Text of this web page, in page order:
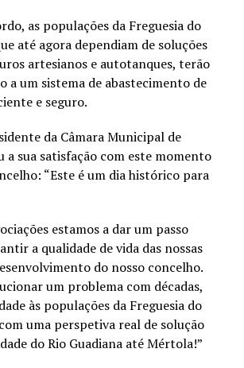
as populações da Freguesia do
até agora dependiam de soluções
artesianos e autotanques, terão
a um sistema de abastecimento de
e seguro.
da Câmara Municipal de
sua satisfação com este momento
“Este é um dia histórico para
estamos a dar um passo
a qualidade de vida das nossas
do nosso concelho.
um problema com décadas,
às populações da Freguesia do
uma perspetiva real de solução
do Rio Guadiana até Mértola!”